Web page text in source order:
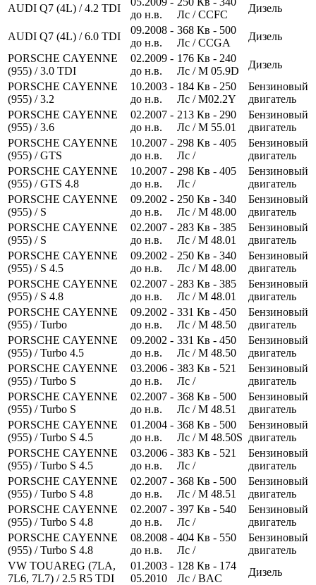
AUDI Q7 (4L) / 4.2 TDI
до н.в.
Лс / CCFC
Дизель
AUDI Q7 (4L) / 6.0 TDI
09.2008 -
до н.в.
368 Кв - 500
Лс / CCGA
Дизель
PORSCHE CAYENNE
(955) / 3.0 TDI
02.2009 -
до н.в.
176 Кв - 240
Лс / M 05.9D
Дизель
PORSCHE CAYENNE
(955) / 3.2
10.2003 -
до н.в.
184 Кв - 250
Лс / M02.2Y
Бензиновый
двигатель
PORSCHE CAYENNE
(955) / 3.6
02.2007 -
до н.в.
213 Кв - 290
Лс / M 55.01
Бензиновый
двигатель
PORSCHE CAYENNE
(955) / GTS
10.2007 -
до н.в.
298 Кв - 405
Лс /
Бензиновый
двигатель
PORSCHE CAYENNE
(955) / GTS 4.8
10.2007 -
до н.в.
298 Кв - 405
Лс /
Бензиновый
двигатель
PORSCHE CAYENNE
(955) / S
09.2002 -
до н.в.
250 Кв - 340
Лс / M 48.00
Бензиновый
двигатель
PORSCHE CAYENNE
(955) / S
02.2007 -
до н.в.
283 Кв - 385
Лс / M 48.01
Бензиновый
двигатель
PORSCHE CAYENNE
(955) / S 4.5
09.2002 -
до н.в.
250 Кв - 340
Лс / M 48.00
Бензиновый
двигатель
PORSCHE CAYENNE
(955) / S 4.8
02.2007 -
до н.в.
283 Кв - 385
Лс / M 48.01
Бензиновый
двигатель
PORSCHE CAYENNE
(955) / Turbo
09.2002 -
до н.в.
331 Кв - 450
Лс / M 48.50
Бензиновый
двигатель
PORSCHE CAYENNE
(955) / Turbo 4.5
09.2002 -
до н.в.
331 Кв - 450
Лс / M 48.50
Бензиновый
двигатель
PORSCHE CAYENNE
(955) / Turbo S
03.2006 -
до н.в.
383 Кв - 521
Лс /
Бензиновый
двигатель
PORSCHE CAYENNE
(955) / Turbo S
02.2007 -
до н.в.
368 Кв - 500
Лс / M 48.51
Бензиновый
двигатель
PORSCHE CAYENNE
(955) / Turbo S 4.5
01.2004 -
до н.в.
368 Кв - 500
Лс / M 48.50S
Бензиновый
двигатель
PORSCHE CAYENNE
(955) / Turbo S 4.5
03.2006 -
до н.в.
383 Кв - 521
Лс /
Бензиновый
двигатель
PORSCHE CAYENNE
(955) / Turbo S 4.8
02.2007 -
до н.в.
368 Кв - 500
Лс / M 48.51
Бензиновый
двигатель
PORSCHE CAYENNE
(955) / Turbo S 4.8
02.2007 -
до н.в.
397 Кв - 540
Лс /
Бензиновый
двигатель
PORSCHE CAYENNE
(955) / Turbo S 4.8
08.2008 -
до н.в.
404 Кв - 550
Лс /
Бензиновый
двигатель
VW TOUAREG (7LA,
7L6, 7L7) / 2.5 R5 TDI
01.2003 -
05.2010
128 Кв - 174
Лс / BAC
Дизель